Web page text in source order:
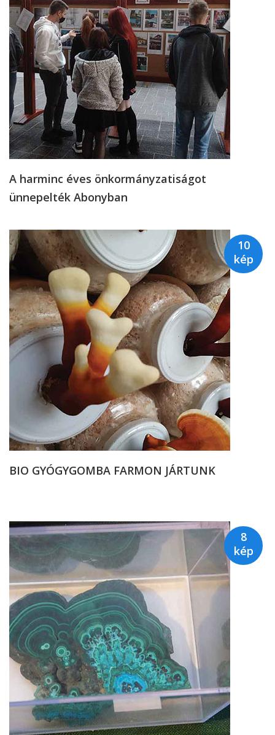
A harminc éves önkormányzatiságot
ünnepelték Abonyban
BIO GYÓGYGOMBA FARMON JÁRTUNK
10
kép
8
kép